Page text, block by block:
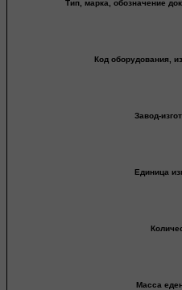
Тип, марка, обозначение
Код оборудования,
Завод-
Единица
Масса